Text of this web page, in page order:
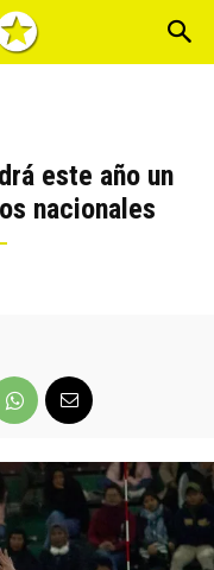
este año un
nacionales